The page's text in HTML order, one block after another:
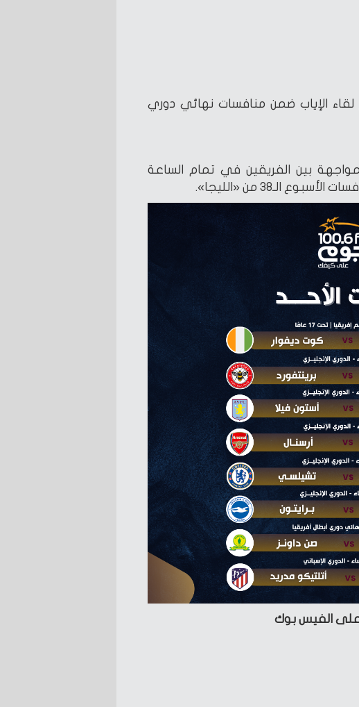
الإياب ضمن منافسات نهائي دوري
بين الفريقين في تمام الساعة
على الفيس بوك